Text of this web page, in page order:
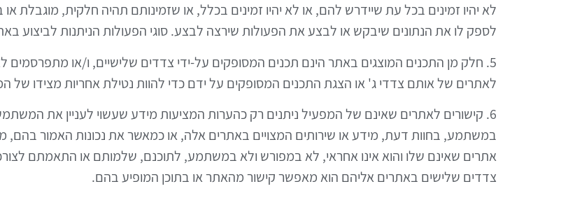
לא יהיו זמינים בכל עת שיידרש להם, או לא יהיו זמינים בכלל, או שזמינותם תהיה חלקית, מוגבלת
לספק לו את הנתונים שיבקש או לבצע את הפעולות שירצה לבצע. סוגי הפעולות הניתנות לביצוע
5. חלק מן התכנים המוצגים באתר הינם תכנים המסופקים על-ידי צדדים שלישיים, ו/או מתפרסמים
לאתרים של אותם צדדי ג' או הצגת התכנים המסופקים על ידם כדי להוות נטילת אחריות מצידו של
6. קישורים לאתרים שאינם של המפעיל ניתנים רק כהערות המציעות מידע שעשוי לעניין את
במשתמע, בחוות דעת, מידע או שירותים המצויים באתרים אלה, או כמאשר את נכונות האמור בהם,
אתרים שאינם שלו והוא אינו אחראי, לא במפורש ולא במשתמע, לתוכנם, שלמותם או התאמתם
צדדים שלישים באתרים אליהם הוא מאפשר קישור מהאתר או בתוכן המופיע בהם.